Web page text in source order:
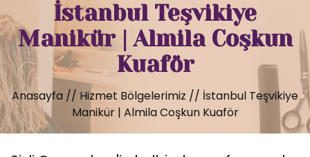
İstanbul Teşvikiye
Manikür | Almila Coşkun
Kuaför
Anasayfa // Hizmet Bölgelerimiz // İstanbul Teşvikiye
Manikür | Almila Coşkun Kuaför